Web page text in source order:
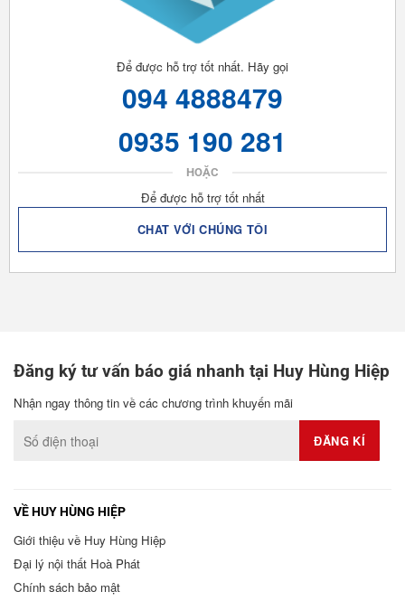
Để được hỗ trợ tốt nhất. Hãy gọi
094 4888479
0935 190 281
HOẶC
Để được hỗ trợ tốt nhất
CHAT VỚI CHÚNG TÔI
Đăng ký tư vấn báo giá nhanh tại Huy Hùng Hiệp
Nhận ngay thông tin về các chương trình khuyến mãi
VỀ HUY HÙNG HIỆP
Giới thiệu về Huy Hùng Hiệp
Đại lý nội thất Hoà Phát
Chính sách bảo mật